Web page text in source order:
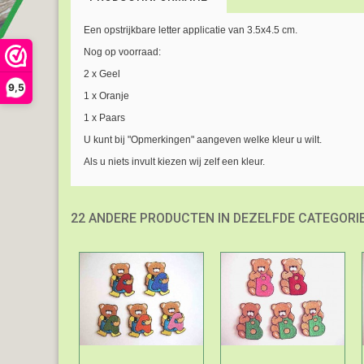
9,5
Een opstrijkbare letter applicatie van 3.5x4.5 cm.
Nog op voorraad:
2 x Geel
1 x Oranje
1 x Paars
U kunt bij "Opmerkingen" aangeven welke kleur u wilt.
Als u niets invult kiezen wij zelf een kleur.
22 ANDERE PRODUCTEN IN DEZELFDE